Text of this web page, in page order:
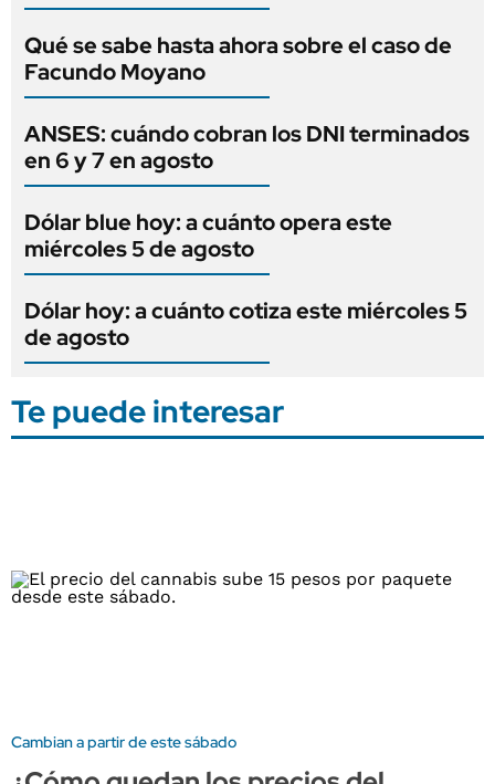
Qué se sabe hasta ahora sobre el caso de
Facundo Moyano
ANSES: cuándo cobran los DNI terminados
en 6 y 7 en agosto
Dólar blue hoy: a cuánto opera este
miércoles 5 de agosto
Dólar hoy: a cuánto cotiza este miércoles 5
de agosto
Te puede interesar
Cambian a partir de este sábado